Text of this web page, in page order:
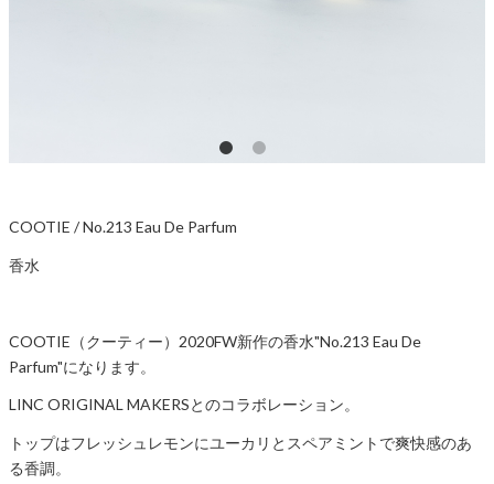
COOTIE / No.213 Eau De Parfum
香水
COOTIE（クーティー）2020FW新作の香水"No.213 Eau De
Parfum"になります。
LINC ORIGINAL MAKERSとのコラボレーション。
トップはフレッシュレモンにユーカリとスペアミントで爽快感のあ
る香調。